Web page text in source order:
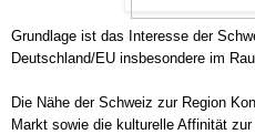
Grundlage ist das Interesse der
Deutschland/EU insbesondere im
Die Nähe der Schweiz zur Region
Markt sowie die kulturelle Affinität